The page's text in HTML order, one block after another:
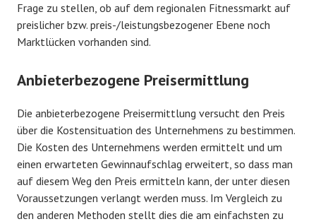
Frage zu stellen, ob auf dem regionalen Fitnessmarkt auf
preislicher bzw. preis-/leistungsbezogener Ebene noch
Marktlücken vorhanden sind.
Anbieterbezogene Preisermittlung
Die anbieterbezogene Preisermittlung versucht den Preis
über die Kostensituation des Unternehmens zu bestimmen.
Die Kosten des Unternehmens werden ermittelt und um
einen erwarteten Gewinnaufschlag erweitert, so dass man
auf diesem Weg den Preis ermitteln kann, der unter diesen
Voraussetzungen verlangt werden muss. Im Vergleich zu
den anderen Methoden stellt dies die am einfachsten zu